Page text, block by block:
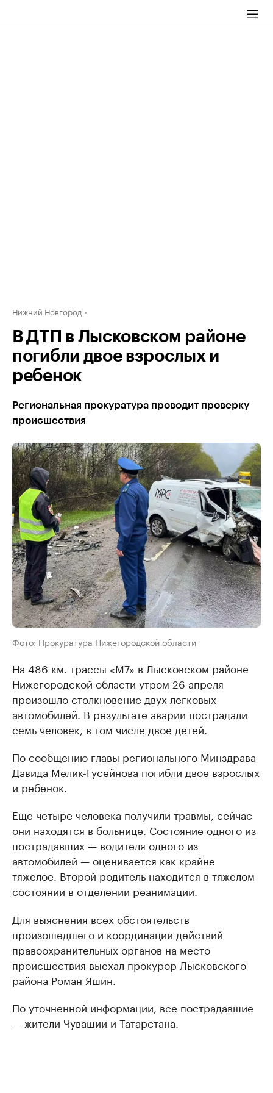
Нижний Новгород
В ДТП в Лысковском районе
погибли двое взрослых и
ребенок
Региональная прокуратура проводит проверку
происшествия
Фото: Прокуратура Нижегородской области
На 486 км. трассы «М7» в Лысковском районе
Нижегородской области утром 26 апреля
произошло столкновение двух легковых
автомобилей. В результате аварии пострадали
семь человек, в том числе двое детей.
По сообщению главы регионального Минздрава
Давида Мелик-Гусейнова погибли двое взрослых
и ребенок.
Еще четыре человека получили травмы, сейчас
они находятся в больнице. Состояние одного из
пострадавших — водителя одного из
автомобилей — оценивается как крайне
тяжелое. Второй родитель находится в тяжелом
состоянии в отделении реанимации.
Для выяснения всех обстоятельств
произошедшего и координации действий
правоохранительных органов на место
происшествия выехал прокурор Лысковского
района Роман Яшин.
По уточненной информации, все пострадавшие
— жители Чувашии и Татарстана.